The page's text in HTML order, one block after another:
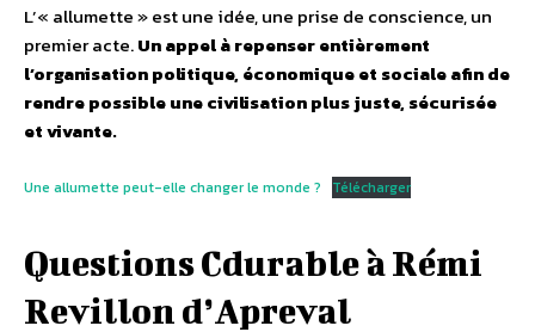
L’« allumette » est une idée, une prise de conscience, un
premier acte.Un appel à repenser entièrement
l’organisation politique, économique et sociale afin de
rendre possible une civilisation plus juste, sécurisée
et vivante.
Une allumette peut-elle changer le monde ? Télécharger
Questions Cdurable à Rémi
Revillon d’Apreval